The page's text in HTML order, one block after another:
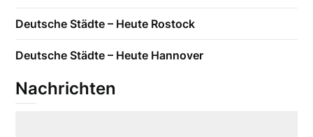
Deutsche Städte – Heute Rostock
Deutsche Städte – Heute Hannover
Nachrichten